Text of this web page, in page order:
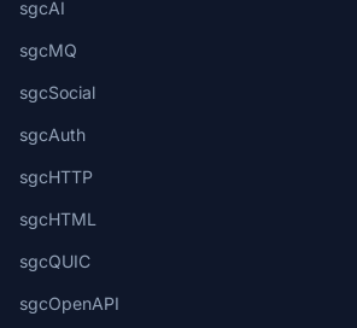
sgcAI
sgcMQ
sgcSocial
sgcAuth
sgcHTTP
sgcHTML
sgcQUIC
sgcOpenAPI